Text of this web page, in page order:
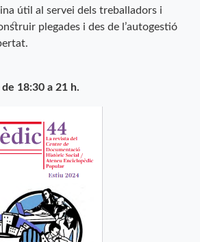
útil al servei dels treballadors i
plegades i des de l’autogestió
18:30 a 21 h.